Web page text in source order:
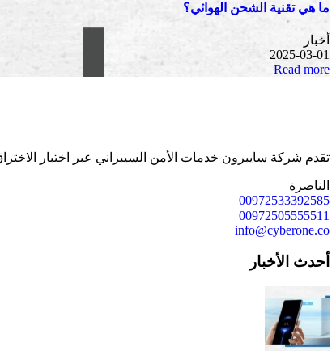
ما هي تقنية الشحن الهوائي؟
أخبار
2025-03-01
Read more
تقدم شركة سايبرون خدمات الأمن السيبراني عبر اختبار
الناصرة
00972533392585
00972505555511
info@cyberone.co
أحدث الأخبار